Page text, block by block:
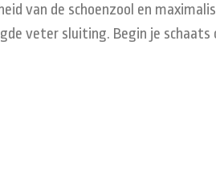
van de schoenzool en
veter sluiting. Begin je schaats